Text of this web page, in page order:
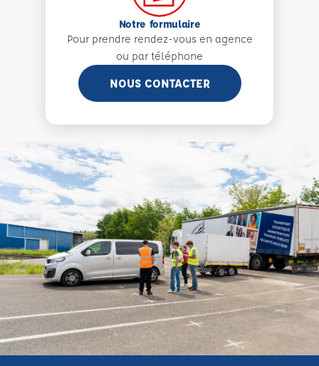
Notre formulaire
Pour prendre rendez-vous en agence
ou par téléphone
NOUS CONTACTER